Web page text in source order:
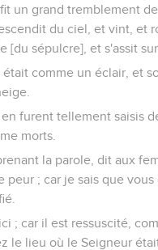
un grand tremblement
du ciel, et vint, et
[du sépulcre], et s'assit
était comme un éclair, et
en furent tellement saisis
morts.
la parole, dit aux
peur ; car je sais que vous
; car il est ressuscité,
le lieu où le Seigneur